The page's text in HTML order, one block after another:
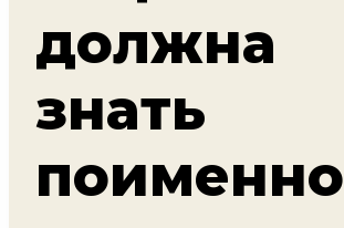
должна
знать
поименно